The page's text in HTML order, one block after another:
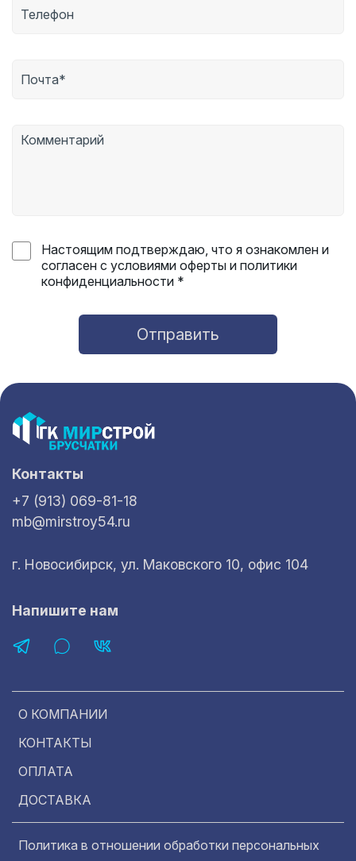
Настоящим подтверждаю, что я ознакомлен и
согласен с условиями оферты и политики
конфиденциальности *
Отправить
О КОМПАНИИ
КОНТАКТЫ
ОПЛАТА
ДОСТАВКА
Политика в отношении обработки персональных
Контакты
+7 (913) 069-81-18
mb@mirstroy54.ru
г. Новосибирск, ул. Маковского 10, офис 104
Напишите нам